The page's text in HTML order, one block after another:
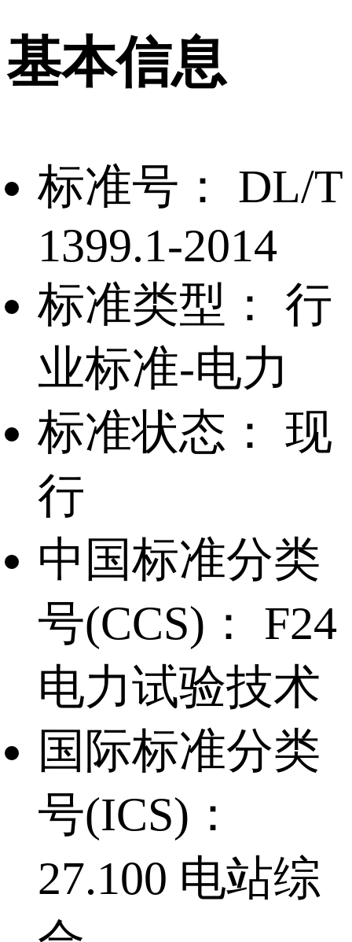
基本信息
标准号：
DL/T
1399.1-2014
标准类型：
行
业标准-电力
标准状态：
现
行
中国标准分类
号(CCS)：
F24
电力试验技术
国际标准分类
号(ICS)：
27.100 电站综